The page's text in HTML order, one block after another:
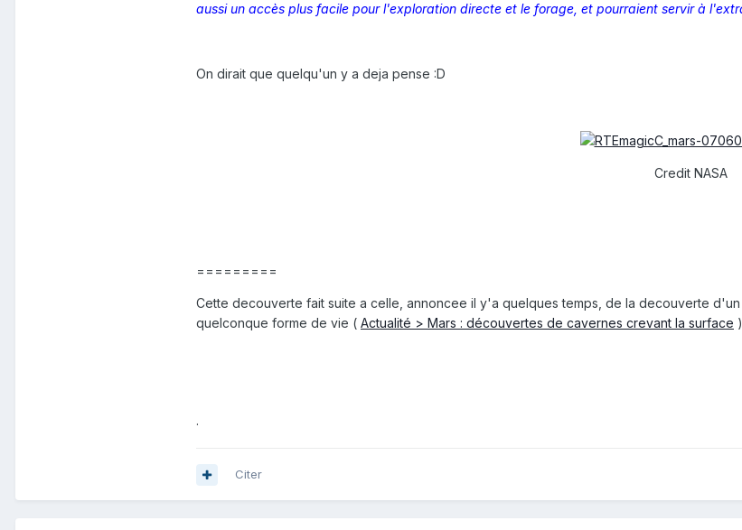
aussi un accès plus facile pour l'exploration directe et le forage, et pourraient servir à
On dirait que quelqu'un y a deja pense :D
Credit NASA
=========
Cette decouverte fait suite a celle, annoncee il y'a quelques temps, de la decouverte
quelconque forme de vie ( Actualité > Mars : découvertes de cavernes crevant la surface )
.
Citer